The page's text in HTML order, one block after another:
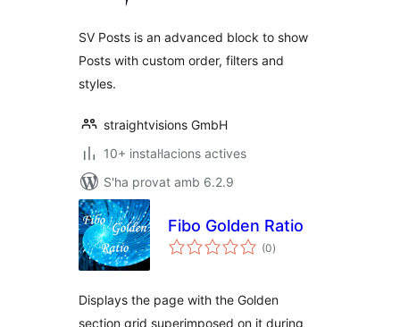
SV Posts is an advanced block to show
Posts with custom order, filters and
styles.
straightvisions GmbH
10+ instal·lacions actives
S'ha provat amb 6.2.9
Fibo Golden Ratio
(0puntuacions
totals
)
Displays the page with the Golden
section grid superimposed on it during